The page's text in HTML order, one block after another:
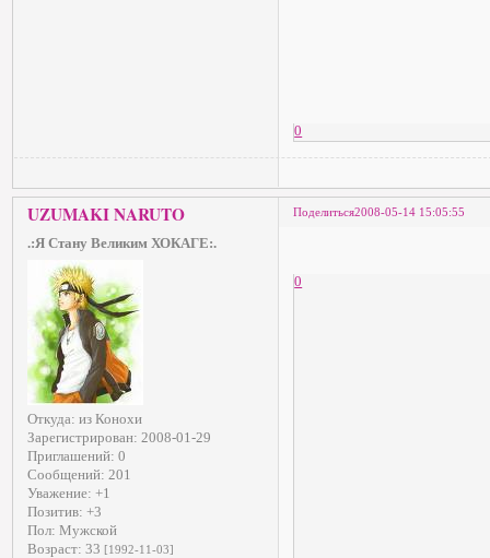
0
Поделиться2008-05-14 15:05:55
UZUMAKI NARUTO
.:Я Стану Великим ХОКАГЕ:.
Откуда: из Конохи
Зарегистрирован: 2008-01-29
Приглашений: 0
Сообщений: 201
Уважение: +1
Позитив: +3
Пол: Мужской
Возраст: 33 [1992-11-03]
0